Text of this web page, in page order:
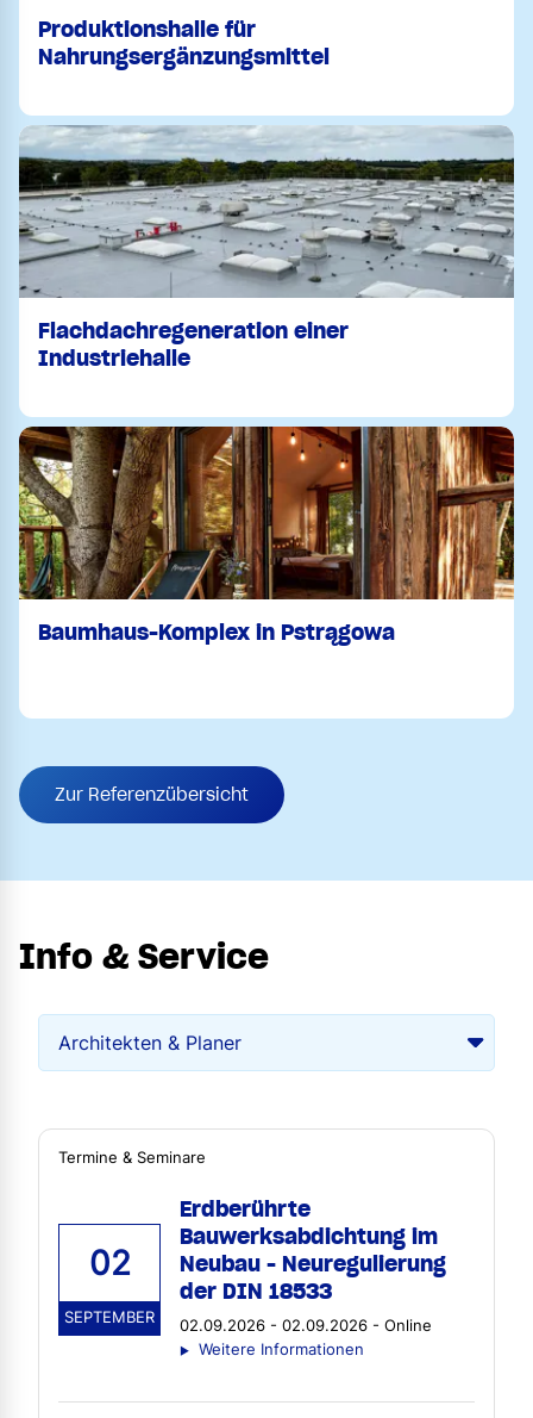
Produktionshalle für
Nahrungsergänzungsmittel
Flachdachregeneration einer
Industriehalle
Baumhaus-Komplex in Pstrągowa
Zur Referenzübersicht
Info & Service
Termine & Seminare
02
SEPTEMBER
Erdberührte
Bauwerksabdichtung im
Neubau - Neuregulierung
der DIN 18533
02.09.2026 - 02.09.2026 - Online
Weitere Informationen